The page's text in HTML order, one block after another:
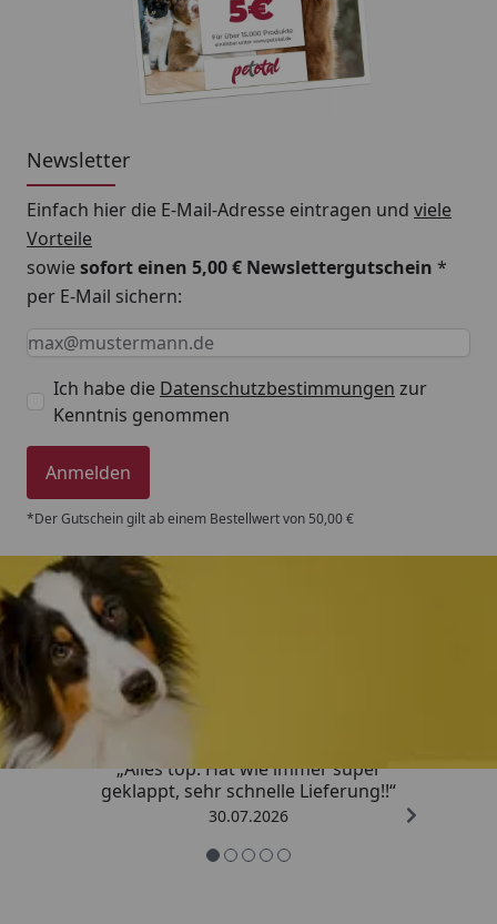
Newsletter
Einfach hier die E-Mail-Adresse eintragen und viele
Vorteile
sowiesofort einen 5,00 € Newslettergutschein *
per E-Mail sichern:
Keine Eingabe erforderlich
Eingabe erforderlich
E-Mail *
Ich habe die Datenschutzbestimmungen zur
Kenntnis genommen
Anmelden
*Der Gutschein gilt ab einem Bestellwert von 50,00 €
Trusted Shops
„Alles top. Hat wie immer super
geklappt, sehr schnelle Lieferung!!“
30.07.2026